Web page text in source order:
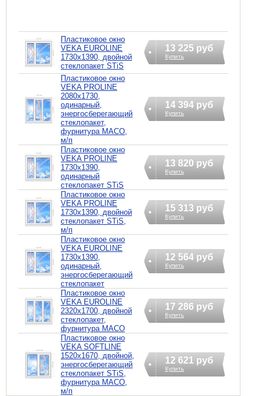
Пластиковое окно
VEKA EUROLINE
1730х1390, двойной
стеклопакет STiS
13 225 руб
Купить
Пластиковое окно
VEKA PROLINE
2080х1730,
одинарный,
энергосберегающий
стеклопакет,
фурнитура MACO,
м/п
14 394 руб
Купить
Пластиковое окно
VEKA PROLINE
1730х1390,
одинарный
стеклопакет STiS
13 820 руб
Купить
Пластиковое окно
VEKA PROLINE
1730х1390, двойной
стеклопакет STiS,
м/п
15 313 руб
Купить
Пластиковое окно
VEKA EUROLINE
1730х1390,
одинарный,
энергосберегающий
стеклопакет
12 564 руб
Купить
Пластиковое окно
VEKA EUROLINE
2320х1700, двойной
стеклопакет,
фурнитура MACO
17 286 руб
Купить
Пластиковое окно
VEKA SOFTLINE
1520х1670, двойной,
энергосберегающий
стеклопакет STiS,
фурнитура MACO,
м/п
12 621 руб
Купить